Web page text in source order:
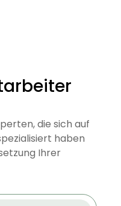
die sich auf
haben
Ihrer